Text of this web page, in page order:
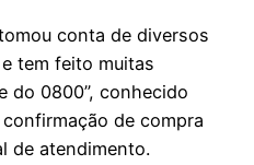
conta de diversos
tem feito muitas
do 0800”, conhecido
de compra
de atendimento.